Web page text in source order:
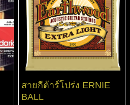
สายกีต้าร์โปร่ง ERNIE
BALL